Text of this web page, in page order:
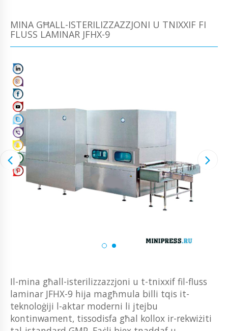
MINA GĦALL-ISTERILIZZAZZJONI U TNIXXIF FI
FLUSS LAMINAR JFHX-9
Il-mina għall-isterilizzazzjoni u t-tnixxif fil-fluss
laminar JFHX-9 hija magħmula billi tqis it-
teknoloġiji l-aktar moderni li jtejbu
kontinwament, tissodisfa għal kollox ir-rekwiżiti